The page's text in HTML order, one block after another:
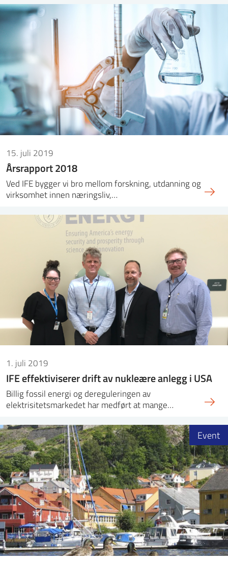
15. juli 2019
Årsrapport 2018
Ved IFE bygger vi bro mellom forskning, utdanning og
virksomhet innen næringsliv,…
1. juli 2019
IFE effektiviserer drift av nukleære anlegg i USA
Billig fossil energi og dereguleringen av
elektrisitetsmarkedet har medført at mange…
Event